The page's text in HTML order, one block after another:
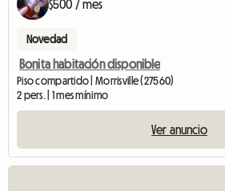
$500 / mes
Novedad
Bonita habitación disponible
Piso compartido | Morrisville (27560)
2 pers. | 1 mes mínimo
Ver anuncio